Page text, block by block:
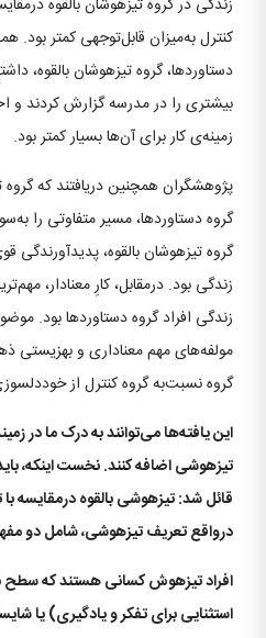
زندگی در گروه تیزهوشان بالقوه
کنترل به‌میزان قابل‌توجهی کمتر بود.
دستاوردها، گروه تیزهوشان بالقوه،
بیشتری را در مدرسه گزارش کردند
زمینه‌ی کار برای آن‌ها بسیار کمتر بود.
پژوهشگران همچنین دریافتند که گروه
گروه دستاوردها، مسیر متفاوتی را
گروه تیزهوشان بالقوه، پدیدآورندگی
زندگی بود. درمقابل، کارِ معنادار،
زندگی افراد گروه دستاوردها بود.
مولفه‌های مهم معناداری و بهزیستی
گروه نسبت‌به گروه کنترل از
این یافته‌ها می‌توانند به درک ما در
تیزهوشی اضافه کنند. نخست اینکه،
قائل شد: تیزهوشی بالقوه درمقایسه
درواقع تعریف تیزهوشی، شامل دو
افراد تیزهوش کسانی هستند که سطح
استثنایی برای تفکر و یادگیری) یا